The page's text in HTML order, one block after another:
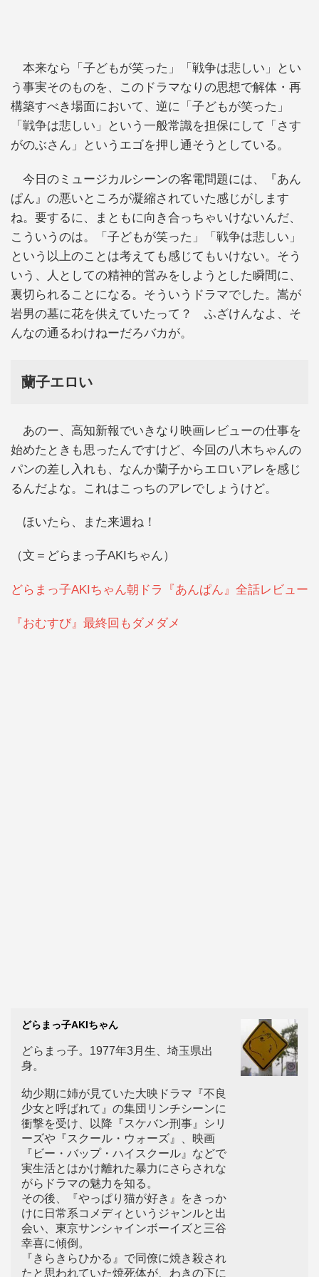
本来なら「子どもが笑った」「戦争は悲しい」とい
う事実そのものを、このドラマなりの思想で解体・再
構築すべき場面において、逆に「子どもが笑った」
「戦争は悲しい」という一般常識を担保にして「さす
がのぶさん」というエゴを押し通そうとしている。
今日のミュージカルシーンの客電問題には、『あん
ぱん』の悪いところが凝縮されていた感じがします
ね。要するに、まともに向き合っちゃいけないんだ、
こういうのは。「子どもが笑った」「戦争は悲しい」
という以上のことは考えても感じてもいけない。そう
いう、人としての精神的営みをしようとした瞬間に、
裏切られることになる。そういうドラマでした。嵩が
岩男の墓に花を供えていたって？ ふざけんなよ、そ
んなの通るわけねーだろバカが。
蘭子エロい
あのー、高知新報でいきなり映画レビューの仕事を
始めたときも思ったんですけど、今回の八木ちゃんの
パンの差し入れも、なんか蘭子からエロいアレを感じ
るんだよな。これはこっちのアレでしょうけど。
ほいたら、また来週ね！
（文＝どらまっ子AKIちゃん）
どらまっ子AKIちゃん朝ドラ『あんぱん』全話レビュー
『おむすび』最終回もダメダメ
どらまっ子AKIちゃん
どらまっ子。1977年3月生、埼玉県出
身。
幼少期に姉が見ていた大映ドラマ『不良
少女と呼ばれて』の集団リンチシーンに
衝撃を受け、以降『スケバン刑事』シリ
ーズや『スクール・ウォーズ』、映画
『ビー・バップ・ハイスクール』などで
実生活とはかけ離れた暴力にさらされな
がらドラマの魅力を知る。
その後、『やっぱり猫が好き』をきっか
けに日常系コメディというジャンルと出
会い、東京サンシャインボーイズと三谷
幸喜に傾倒。
『きらきらひかる』で同僚に焼き殺され
たと思われていた焼死体が、わきの下に